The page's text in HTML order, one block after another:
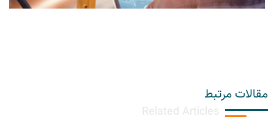
مقالات مرتبط
Related Articles